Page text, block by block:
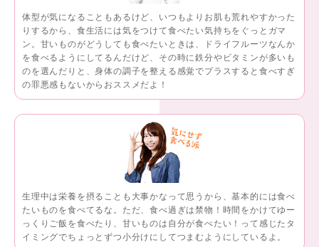
体型が気になることもあるけど、いつもよりお肌も荒れやすかった
りするから、食生活には気をつけて食べたい気持ちをぐっとガマ
ン。甘いものがどうしても食べたいときは、ドライフルーツなんか
を食べるようにしてるんだけど、その時に鉄分やビタミンが多いも
のを選んだりと、身体の調子を整える感覚でプラスすると食べすぎ
の罪悪感もないからおススメだよ！
生理中は栄養を摂ることも大事かなって思うから、基本的には食べ
たいものを食べてるな。ただ、食べ過ぎは禁物！時間をかけてゆー
っくりご飯を食べたり、甘いものは自分が食べたい！って感じたタ
イミングでちょっとずつ小分けにしてつまむようにしているよ。